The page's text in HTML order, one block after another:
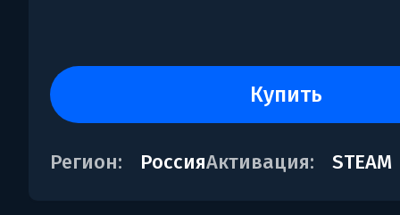
купить
Регион: РоссияАктивация: STEAM